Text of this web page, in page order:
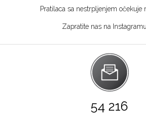
Pratilaca sa nestrpljenjem očekuje
Zapratite nas na
54 216